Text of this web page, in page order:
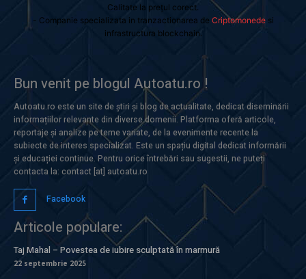
Calitate la prețul corect.
- Companie specializata in tranzactionarea de Criptomonedesi
infrastructura blockchain.
Bun venit pe blogul Autoatu.ro !
Autoatu.ro este un site de știri și blog de actualitate, dedicat diseminării
informațiilor relevante din diverse domenii. Platforma oferă articole,
reportaje și analize pe teme variate, de la evenimente recente la
subiecte de interes specializat. Este un spațiu digital dedicat informării
și educației continue. Pentru orice întrebări sau sugestii, ne puteți
contacta la: contact [at] autoatu.ro
Facebook
Articole populare:
Taj Mahal – Povestea de iubire sculptată în marmură
22 septembrie 2025